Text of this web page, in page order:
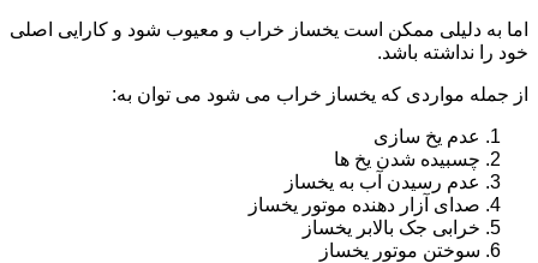
اما به دلیلی ممکن است یخساز خراب و معیوب شود و کارایی اصلی
خود را نداشته باشد.
از جمله مواردی که یخساز خراب می شود می توان به:
عدم یخ سازی
چسبیده شدن یخ ها
عدم رسیدن آب به یخساز
صدای آزار دهنده موتور یخساز
خرابی جک بالابر یخساز
سوختن موتور یخساز